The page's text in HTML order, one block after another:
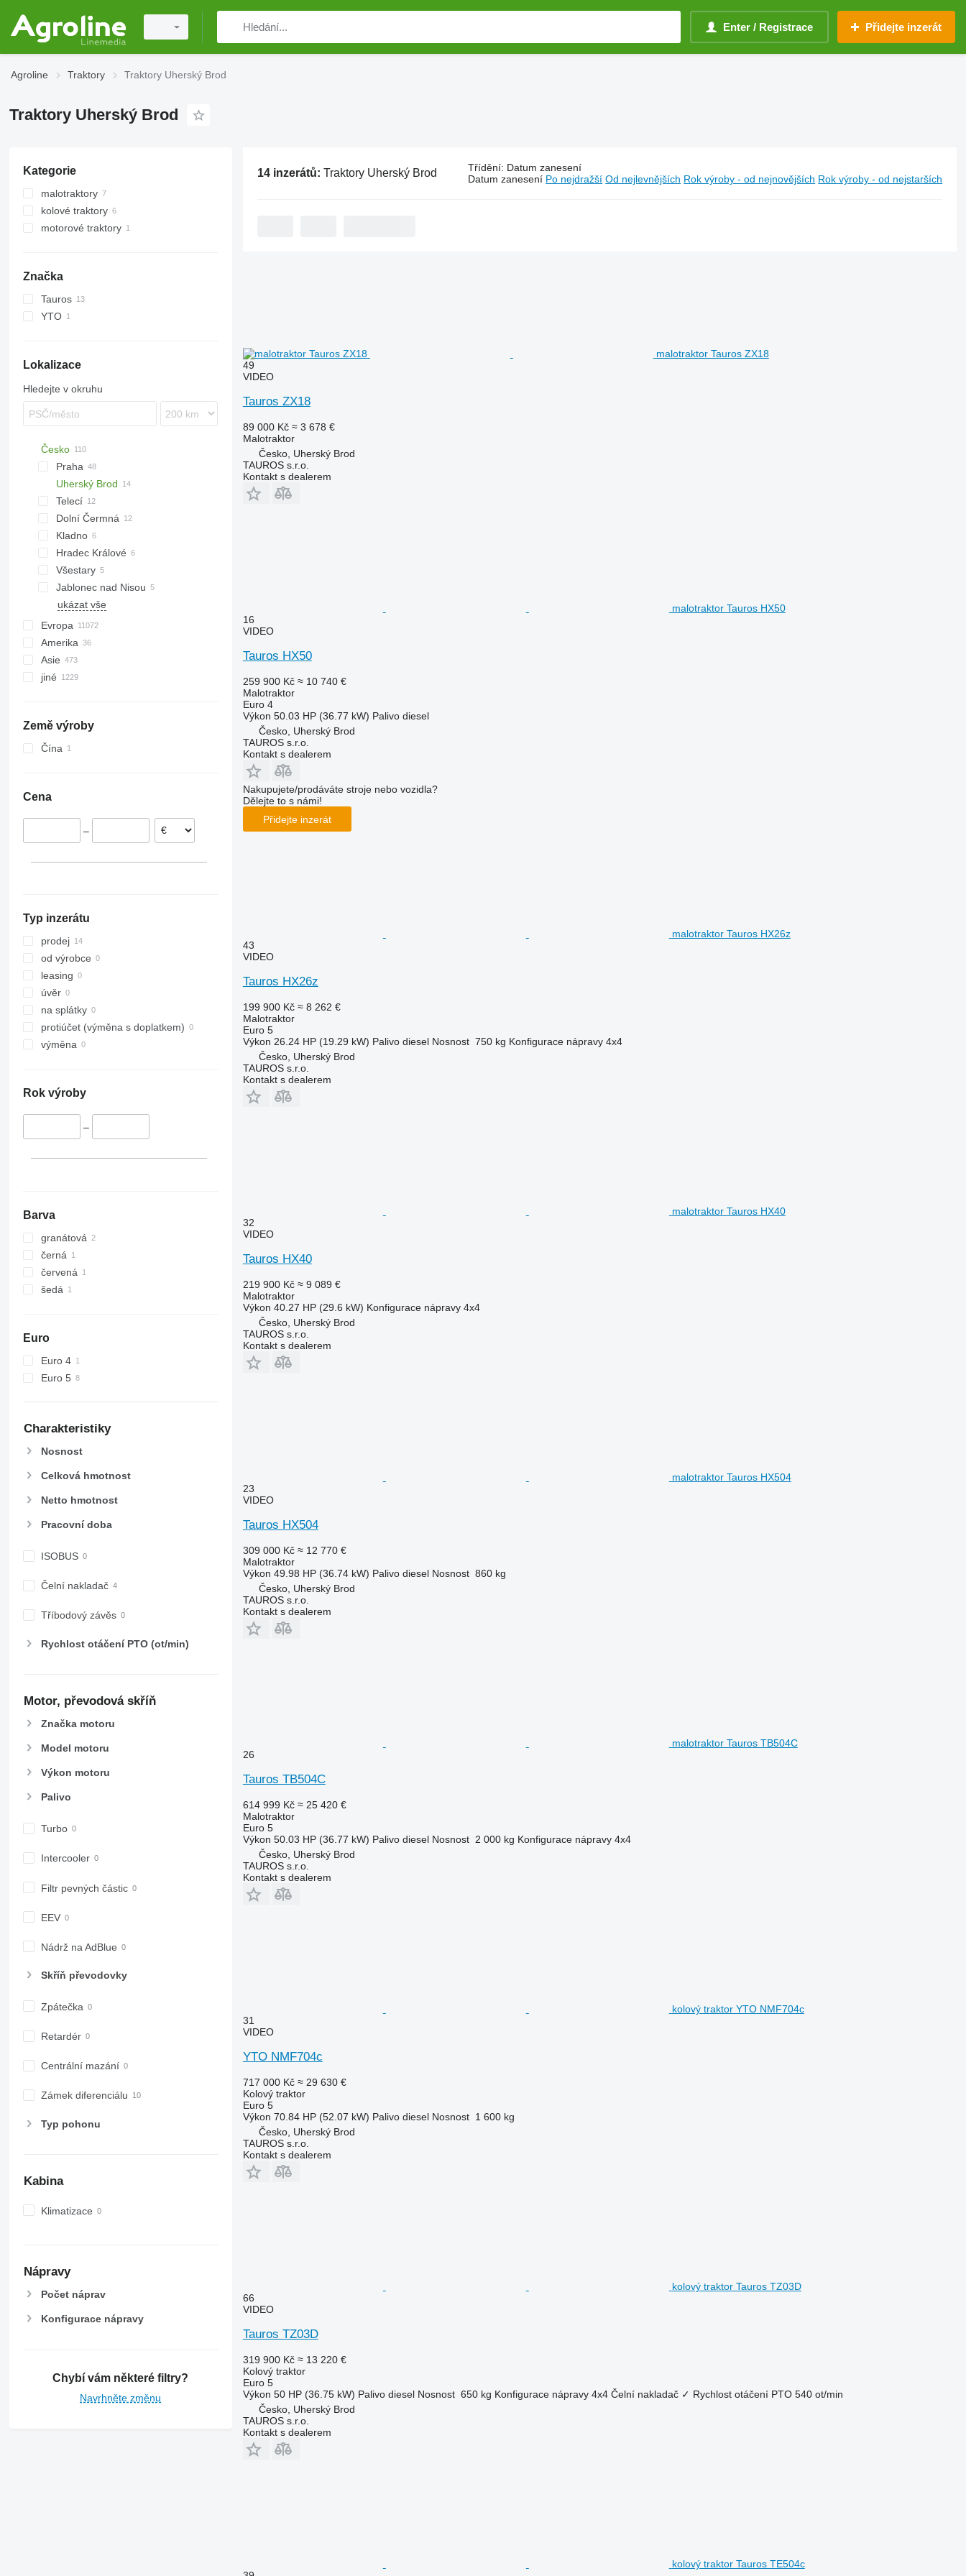
Enter / Registrace Přidejte inzerát
Agroline Traktory Traktory Uherský Brod
Traktory Uherský Brod
Kategorie
malotraktory
kolové traktory
motorové traktory
Značka
Tauros
YTO
Lokalizace
Hledejte v okruhu
Česko
Praha
Uherský Brod
Telecí
Dolní Čermná
Kladno
Hradec Králové
Všestary
Jablonec nad Nisou
ukázat vše
Evropa
Německo
Polsko
Francie
Norsko
Amerika
Mexiko
Kanada
Asie
Japonsko
Čína
jiné
Uruguay
Země výroby
Čína
Cena
–
Typ inzerátu
prodej
od výrobce
leasing
úvěr
na splátky
protiúčet (výměna s doplatkem)
výměna
Rok výroby
–
Barva
granátová
černá
červená
šedá
Euro
Euro 4
Euro 5
Charakteristiky
Nosnost
Celková hmotnost
Netto hmotnost
Pracovní doba
ISOBUS
Čelní nakladač
Tříbodový závěs
Rychlost otáčení PTO (ot/min)
Motor, převodová skříň
Značka motoru
Model motoru
Výkon motoru
Palivo
Turbo
Intercooler
Filtr pevných částic
EEV
Nádrž na AdBlue
Skříň převodovky
Zpátečka
Retardér
Centrální mazání
Zámek diferenciálu
Typ pohonu
Kabina
Klimatizace
Nápravy
Počet náprav
Konfigurace nápravy
Chybí vám některé filtry?
Navrhněte změnu
14 inzerátů: Traktory Uherský Brod Třídění: Datum zanesení
Datum zanesení Po nejdražší Od nejlevnějších Rok výroby - od nejnovějších Rok výroby - od nejstarších
malotraktor Tauros ZX18
49
VIDEO
Tauros ZX18
89 000 Kč ≈ 3 678 €
Malotraktor
Česko, Uherský Brod
TAUROS s.r.o.
Kontakt s dealerem
malotraktor Tauros HX50
16
VIDEO
Tauros HX50
259 900 Kč ≈ 10 740 €
Malotraktor
Euro 4
Výkon 50.03 HP (36.77 kW) Palivo diesel
Česko, Uherský Brod
TAUROS s.r.o.
Kontakt s dealerem
Nakupujete/prodáváte stroje nebo vozidla?
Dělejte to s námi!
Přidejte inzerát
malotraktor Tauros HX26z
43
VIDEO
Tauros HX26z
199 900 Kč ≈ 8 262 €
Malotraktor
Euro 5
Výkon 26.24 HP (19.29 kW) Palivo diesel Nosnost 750 kg Konfigurace nápravy 4x4
Česko, Uherský Brod
TAUROS s.r.o.
Kontakt s dealerem
malotraktor Tauros HX40
32
VIDEO
Tauros HX40
219 900 Kč ≈ 9 089 €
Malotraktor
Výkon 40.27 HP (29.6 kW) Konfigurace nápravy 4x4
Česko, Uherský Brod
TAUROS s.r.o.
Kontakt s dealerem
malotraktor Tauros HX504
23
VIDEO
Tauros HX504
309 000 Kč ≈ 12 770 €
Malotraktor
Výkon 49.98 HP (36.74 kW) Palivo diesel Nosnost 860 kg
Česko, Uherský Brod
TAUROS s.r.o.
Kontakt s dealerem
malotraktor Tauros TB504C
26
Tauros TB504C
614 999 Kč ≈ 25 420 €
Malotraktor
Euro 5
Výkon 50.03 HP (36.77 kW) Palivo diesel Nosnost 2 000 kg Konfigurace nápravy 4x4
Česko, Uherský Brod
TAUROS s.r.o.
Kontakt s dealerem
kolový traktor YTO NMF704c
31
VIDEO
YTO NMF704c
717 000 Kč ≈ 29 630 €
Kolový traktor
Euro 5
Výkon 70.84 HP (52.07 kW) Palivo diesel Nosnost 1 600 kg
Česko, Uherský Brod
TAUROS s.r.o.
Kontakt s dealerem
kolový traktor Tauros TZ03D
66
VIDEO
Tauros TZ03D
319 900 Kč ≈ 13 220 €
Kolový traktor
Euro 5
Výkon 50 HP (36.75 kW) Palivo diesel Nosnost 650 kg Konfigurace nápravy 4x4 Čelní nakladač ✓ Rychlost otáčení PTO 540 ot/min
Česko, Uherský Brod
TAUROS s.r.o.
Kontakt s dealerem
kolový traktor Tauros TE504c